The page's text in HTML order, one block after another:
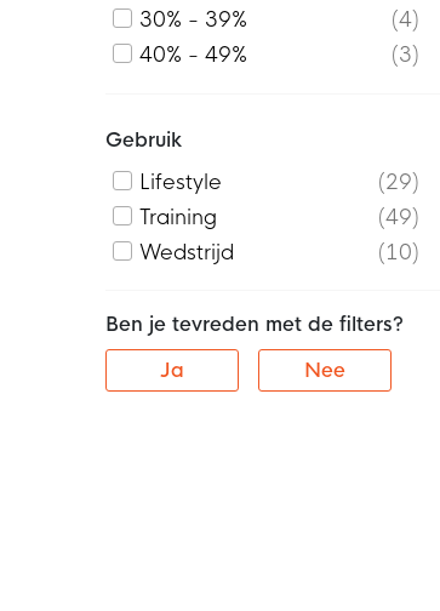
30% - 39%
4
40% - 49%
3
Gebruik
Lifestyle
29
Training
49
Wedstrijd
10
Ben je tevreden met de filters?
Ja
Nee